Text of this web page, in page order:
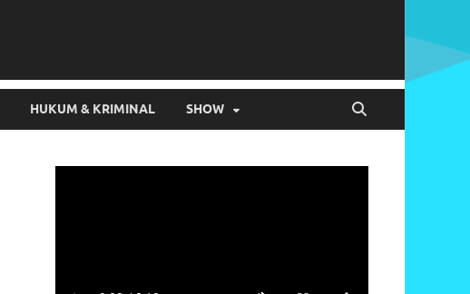
HUKUM & KRIMINAL SHOW